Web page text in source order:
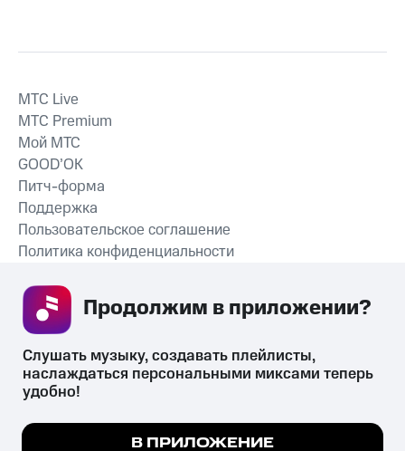
СКАЧАТЬ ПРИЛОЖЕНИЕ
MTС Live
MTС Premium
Мой МТС
GOOD’OK
Питч-форма
Поддержка
Пользовательское соглашение
Политика конфиденциальности
психотропных веществ, их аналогов причиняет вред здоровью,
их незаконный оборот запрещён и влечёт установленную
Мы используем куки, чтобы на сайте все
Слушать музыку, создавать плейлисты,
наслаждаться персональными миксами теперь
удобно!
В ПРИЛОЖЕНИЕ